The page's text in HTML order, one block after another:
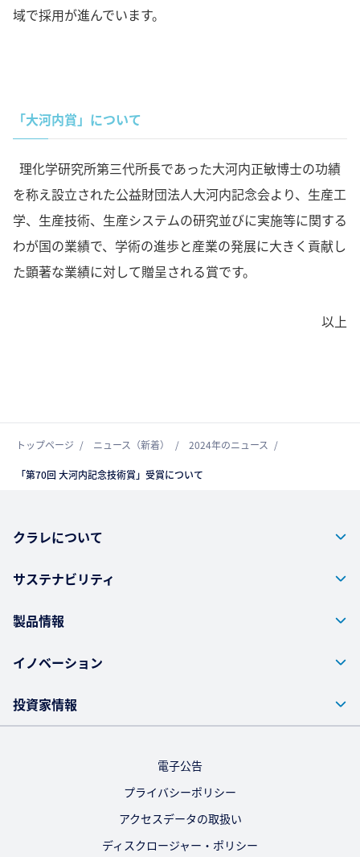
域で採用が進んでいます。
「大河内賞」について
理化学研究所第三代所長であった大河内正敏博士の功績
を称え設立された公益財団法人大河内記念会より、生産工
学、生産技術、生産システムの研究並びに実施等に関する
わが国の業績で、学術の進歩と産業の発展に大きく貢献し
た顕著な業績に対して贈呈される賞です。
以上
トップページ ニュース（新着） 2024年のニュース
「第70回 大河内記念技術賞」受賞について
クラレについて
サステナビリティ
製品情報
イノベーション
投資家情報
電子公告
プライバシーポリシー
アクセスデータの取扱い
ディスクロージャー・ポリシー